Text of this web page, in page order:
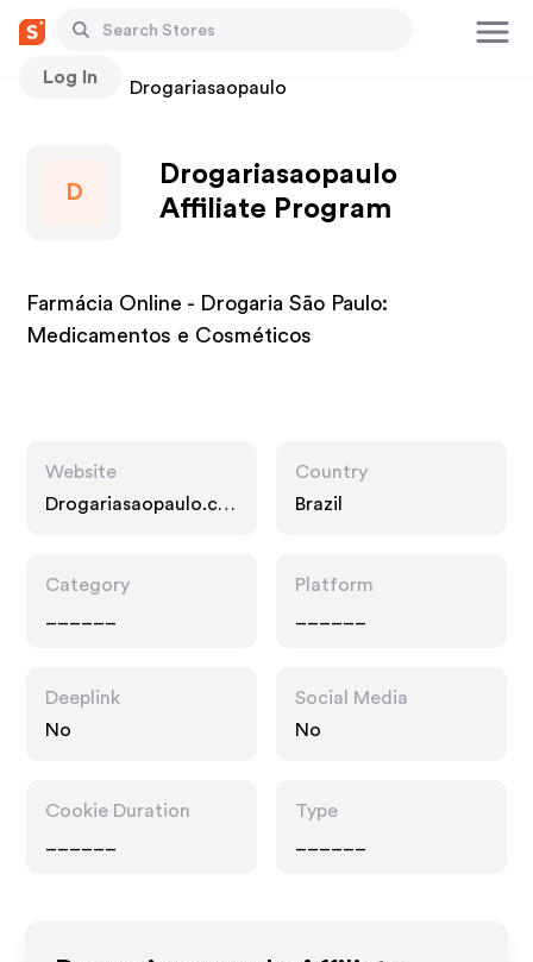
Log In
Stores Drogariasaopaulo
D
Drogariasaopaulo
Affiliate Program
Farmácia Online - Drogaria São Paulo:
Medicamentos e Cosméticos
Website
Drogariasaopaulo.co
Country
Brazil
Category
Platform
Deeplink
No
Social Media
No
Cookie Duration
Type